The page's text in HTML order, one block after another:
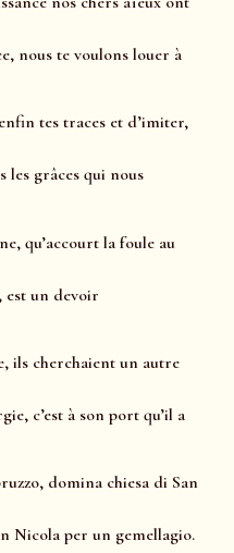
nous te voulons louer à
tes traces et d’imiter,
grâces qui nous
qu’accourt la foule au
est un devoir
ils cherchaient un autre
c’est à son port qu’il a
domina chiesa di San
Nicola per un gemellagio.